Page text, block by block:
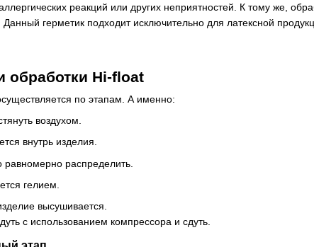
реакций или других неприятностей. К тому же,
герметик подходит исключительно для латексной
обработки Hi-float
по этапам. А именно:
воздухом.
внутрь изделия.
распределить.
гелием.
высушивается.
с использованием компрессора и сдуть.